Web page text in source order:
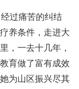
过痛苦的纠结
养条件，走进大
，一去十几年，
育做了富有成效
为山区振兴尽其